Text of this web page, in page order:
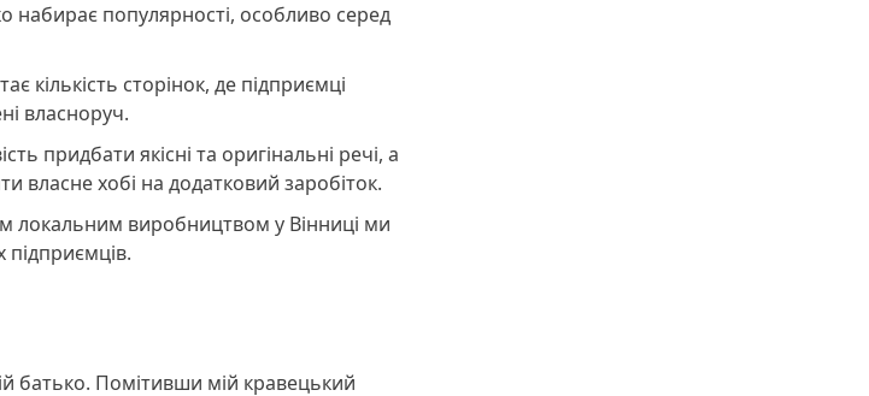
набирає популярності, особливо серед
кількість сторінок, де підприємці
власноруч.
придбати якісні та оригінальні речі, а
власне хобі на додатковий заробіток.
локальним виробництвом у Вінниці ми
батько. Помітивши мій кравецький